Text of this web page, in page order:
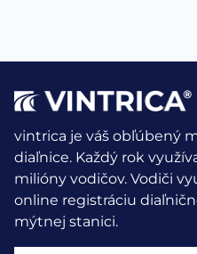
vintrica je váš obľúbený
diaľnice. Každý rok
milióny vodičov. Vodiči
online registráciu
mýtnej stanici.